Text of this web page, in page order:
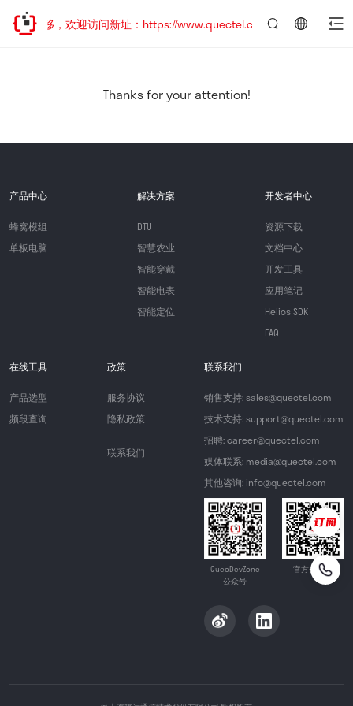
址已迁移，欢迎访问新址：https://www.quectel.com.cn
Thanks for your attention!
产品中心
蜂窝模组
单板电脑
解决方案
DTU
智慧农业
智能穿戴
智能电表
智能定位
开发者中心
资源下载
文档中心
开发工具
应用笔记
Helios SDK
FAQ
在线工具
产品选型
频段查询
政策
服务协议
隐私政策
联系我们
联系我们
销售支持: sales@quectel.com
技术支持: support@quectel.com
招聘: career@quectel.com
媒体联系: media@quectel.com
其他咨询: info@quectel.com
QuecDevZone
公众号
官方公众号